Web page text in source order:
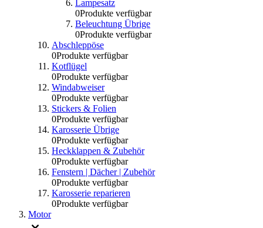
Lampesatz
0Produkte verfügbar
Beleuchtung Übrige
0Produkte verfügbar
Abschleppöse
0Produkte verfügbar
Kotflügel
0Produkte verfügbar
Windabweiser
0Produkte verfügbar
Stickers & Folien
0Produkte verfügbar
Karosserie Übrige
0Produkte verfügbar
Heckklappen & Zubehör
0Produkte verfügbar
Fenstern | Dächer | Zubehör
0Produkte verfügbar
Karosserie reparieren
0Produkte verfügbar
Motor